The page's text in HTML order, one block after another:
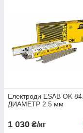
Електроди ESAB OK
ДИАМЕТР 2.5 мм
1 030 ₴/кг